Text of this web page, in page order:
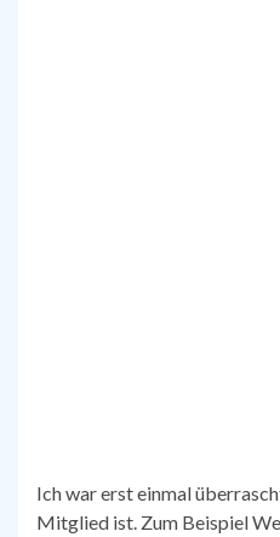
Ich war erst einmal
Mitglied ist. Zum Beispiel